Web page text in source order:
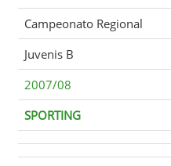
Campeonato Regional
Juvenis B
2007/08
SPORTING